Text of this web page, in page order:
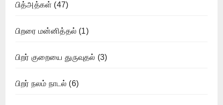
பித்அத்கள் (47)
பிறரை மன்னித்தல் (1)
பிறர் குறையை துருவுதல் (3)
பிறர் நலம் நாடல் (6)